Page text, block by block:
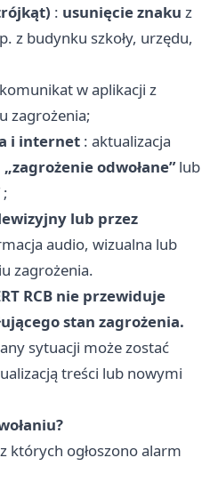
: usunięcie znaku z
z budynku szkoły, urzędu,
w aplikacji z
zagrożenia;
i internet : aktualizacja
„zagrożenie odwołane”lub
;
lub przez
audio, wizualna lub
zagrożenia.
RCB nie przewiduje
stan zagrożenia.
sytuacji może zostać
treści lub nowymi
których ogłoszono alarm